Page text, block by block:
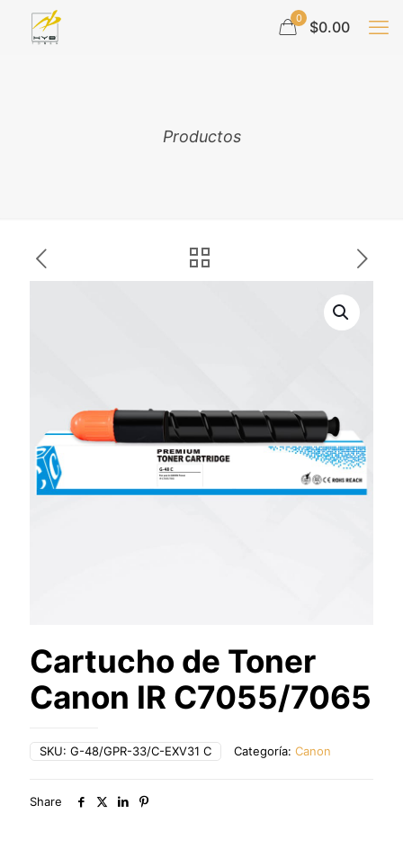
0 $0.00
Productos
Cartucho de Toner
Canon IR C7055/7065
SKU: G-48/GPR-33/C-EXV31 C Categoría: Canon
Share